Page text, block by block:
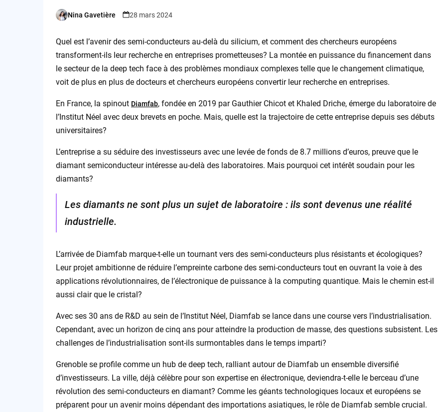
Posted
Nina Gavetière 28 mars 2024
Quel est l’avenir des semi-conducteurs au-delà du silicium, et comment des chercheurs européens
transforment-ils leur recherche en entreprises prometteuses? La montée en puissance du financement dans
le secteur de la deep tech face à des problèmes mondiaux complexes telle que le changement climatique,
voit de plus en plus de docteurs et chercheurs européens convertir leur recherche en entreprises.
En France, la spinout Diamfab, fondée en 2019 par Gauthier Chicot et Khaled Driche, émerge du laboratoire de
l’Institut Néel avec deux brevets en poche. Mais, quelle est la trajectoire de cette entreprise depuis ses débuts
universitaires?
L’entreprise a su séduire des investisseurs avec une levée de fonds de 8.7 millions d’euros, preuve que le
diamant semiconducteur intéresse au-delà des laboratoires. Mais pourquoi cet intérêt soudain pour les
diamants?
Les diamants ne sont plus un sujet de laboratoire : ils sont devenus une réalité
industrielle.
L’arrivée de Diamfab marque-t-elle un tournant vers des semi-conducteurs plus résistants et écologiques?
Leur projet ambitionne de réduire l’empreinte carbone des semi-conducteurs tout en ouvrant la voie à des
applications révolutionnaires, de l’électronique de puissance à la computing quantique. Mais le chemin est-il
aussi clair que le cristal?
Avec ses 30 ans de R&D au sein de l’Institut Néel, Diamfab se lance dans une course vers l’industrialisation.
Cependant, avec un horizon de cinq ans pour atteindre la production de masse, des questions subsistent. Les
challenges de l’industrialisation sont-ils surmontables dans le temps imparti?
Grenoble se profile comme un hub de deep tech, ralliant autour de Diamfab un ensemble diversifié
d’investisseurs. La ville, déjà célèbre pour son expertise en électronique, deviendra-t-elle le berceau d’une
révolution des semi-conducteurs en diamant? Comme les géants technologiques locaux et européens se
préparent pour un avenir moins dépendant des importations asiatiques, le rôle de Diamfab semble crucial.